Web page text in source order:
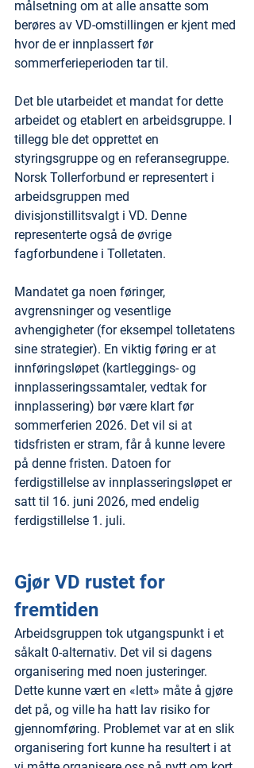
målsetning om at alle ansatte som
berøres av VD-omstillingen er kjent med
hvor de er innplassert før
sommerferieperioden tar til.
Det ble utarbeidet et mandat for dette
arbeidet og etablert en arbeidsgruppe. I
tillegg ble det opprettet en
styringsgruppe og en referansegruppe.
Norsk Tollerforbund er representert i
arbeidsgruppen med
divisjonstillitsvalgt i VD. Denne
representerte også de øvrige
fagforbundene i Tolletaten.
Mandatet ga noen føringer,
avgrensninger og vesentlige
avhengigheter (for eksempel tolletatens
sine strategier). En viktig føring er at
innføringsløpet (kartleggings- og
innplasseringssamtaler, vedtak for
innplassering) bør være klart før
sommerferien 2026. Det vil si at
tidsfristen er stram, får å kunne levere
på denne fristen. Datoen for
ferdigstillelse av innplasseringsløpet er
satt til 16. juni 2026, med endelig
ferdigstillelse 1. juli.
Gjør VD rustet for
fremtiden
Arbeidsgruppen tok utgangspunkt i et
såkalt 0-alternativ. Det vil si dagens
organisering med noen justeringer.
Dette kunne vært en «lett» måte å gjøre
det på, og ville ha hatt lav risiko for
gjennomføring. Problemet var at en slik
organisering fort kunne ha resultert i at